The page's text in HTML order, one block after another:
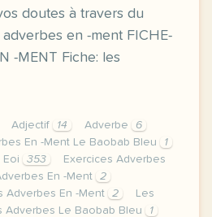
doutes à travers du
en -ment FICHE-
-MENT Fiche: les
Adjectif 14 Adverbe
6
En -Ment Le Baobab Bleu
1
Eoi 353
Exercices Adverbes
En -Ment
2
Adverbes En -Ment 2
Les
Adverbes Le Baobab Bleu
1